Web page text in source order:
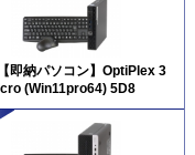
即納パソコン】OptiPlex 3
(Win11pro64) 5D8